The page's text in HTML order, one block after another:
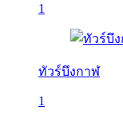
1
ทัวร์บึงกาฬ
1